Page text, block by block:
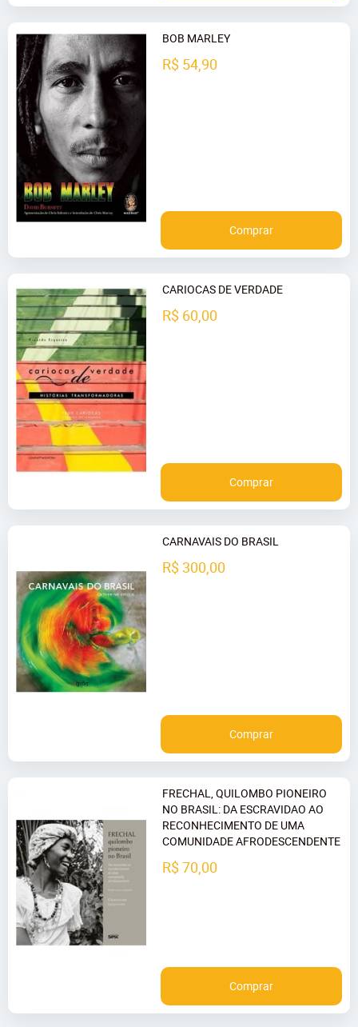
BOB MARLEY
R$ 54,90
Comprar
CARIOCAS DE VERDADE
R$ 60,00
Comprar
CARNAVAIS DO BRASIL
R$ 300,00
Comprar
FRECHAL, QUILOMBO PIONEIRO
NO BRASIL: DA ESCRAVIDAO AO
RECONHECIMENTO DE UMA
COMUNIDADE AFRODESCENDENTE
R$ 70,00
Comprar